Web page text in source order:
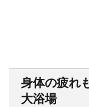
身体の疲れ
大浴場